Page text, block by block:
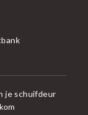
je schuifdeur